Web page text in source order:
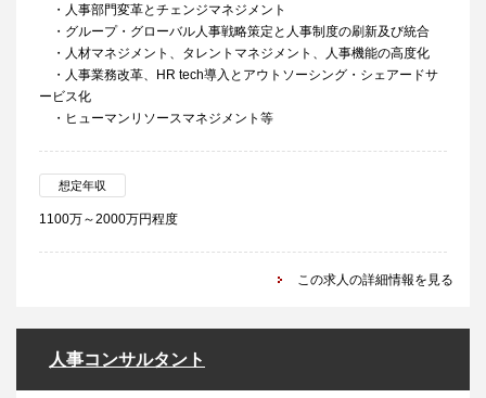
・人事部門変革とチェンジマネジメント
・グループ・グローバル人事戦略策定と人事制度の刷新及び統合
・人材マネジメント、タレントマネジメント、人事機能の高度化
・人事業務改革、HR tech導入とアウトソーシング・シェアードサ
ービス化
・ヒューマンリソースマネジメント等
想定年収
1100万～2000万円程度
この求人の詳細情報を見る
人事コンサルタント